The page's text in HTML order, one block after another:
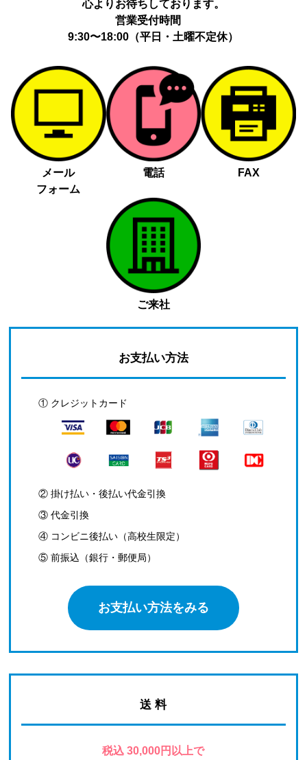
心よりお待ちしております。
営業受付時間
9:30〜18:00（平日・土曜不定休）
メール
フォーム
電話 FAX
ご来社
お支払い方法
① クレジットカード
② 掛け払い・後払い代金引換
③ 代金引換
④ コンビニ後払い（高校生限定）
⑤ 前振込（銀行・郵便局）
お支払い方法をみる
送 料
税込 30,000円以上で